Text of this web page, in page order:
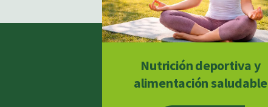
Nutrición deportiva y
alimentación saludable